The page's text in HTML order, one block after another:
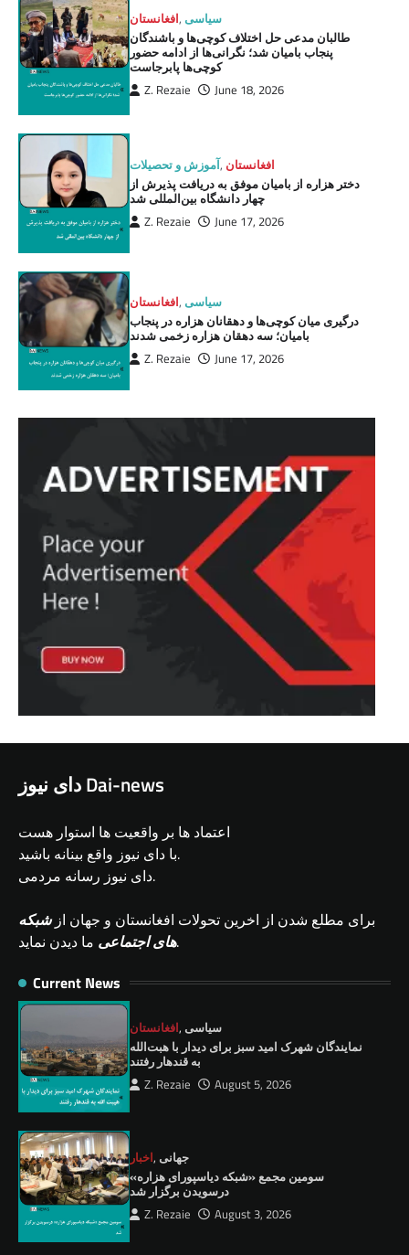
افغانستان,سیاسی
طالبان مدعی حل اختلاف کوچی‌ها و باشندگان
پنجاب بامیان شد؛ نگرانی‌ها از ادامه حضور
کوچی‌ها پابرجاست
Z. Rezaie June 18, 2026
آموزش و تحصیلات, افغانستان
دختر هزاره از بامیان موفق به دریافت پذیرش از
چهار دانشگاه بین‌المللی شد
Z. Rezaie June 17, 2026
افغانستان,سیاسی
درگیری میان کوچی‌ها و دهقانان هزاره در پنجاب
بامیان؛ سه دهقان هزاره زخمی شدند
Z. Rezaie June 17, 2026
دای نیوز Dai-news
اعتماد ها بر واقعیت ها استوار هست
با دای نیوز واقع بینانه باشید.
دای نیوز رسانه مردمی.
برای مطلع شدن از اخرین تحولات افغانستان و جهان ازشبکه
های اجتماعیما دیدن نماید.
Current News
افغانستان, سیاسی
نمايندگان شهرک امید سبز برای دیدار با هبت‌الله
به قندهار رفتند
Z. Rezaie August 5, 2026
اخبار, جهانی
سومین مجمع «شبکه دیاسپورای هزاره»
درسویدن برگزار شد
Z. Rezaie August 3, 2026